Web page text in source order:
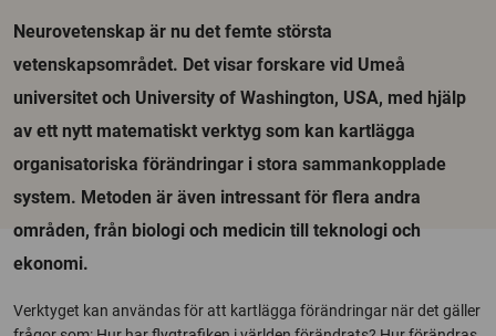
Neurovetenskap är nu det femte största
vetenskapsområdet. Det visar forskare vid Umeå
universitet och University of Washington, USA, med hjälp
av ett nytt matematiskt verktyg som kan kartlägga
organisatoriska förändringar i stora sammankopplade
system. Metoden är även intressant för flera andra
områden, från biologi och medicin till teknologi och
ekonomi.
Verktyget kan användas för att kartlägga förändringar när det gäller